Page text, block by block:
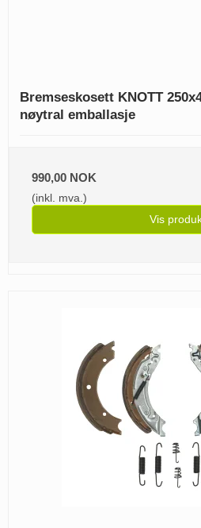
Bremseskosett KNOTT
nøytral emballasje
990,00 NOK
(inkl. mva.)
Vis